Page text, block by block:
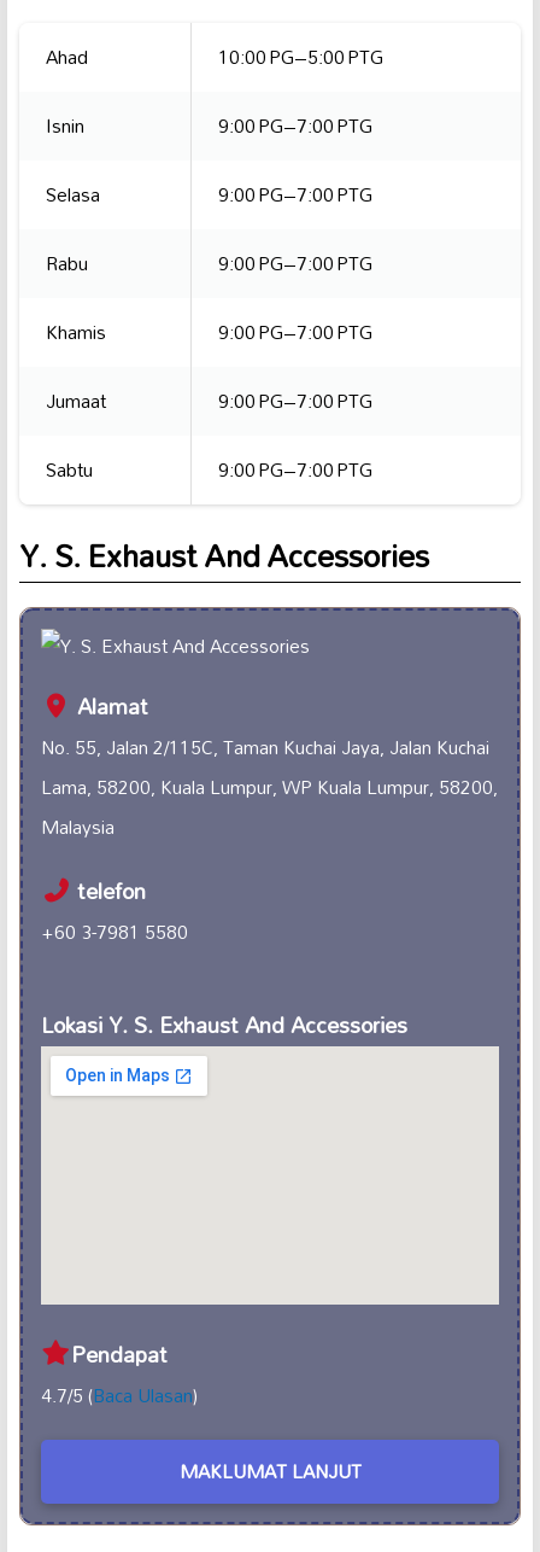
Ahad
10:00 PG–5:00 PTG
Isnin
9:00 PG–7:00 PTG
Selasa
9:00 PG–7:00 PTG
Rabu
9:00 PG–7:00 PTG
Khamis
9:00 PG–7:00 PTG
Jumaat
9:00 PG–7:00 PTG
Sabtu
9:00 PG–7:00 PTG
Y. S. Exhaust And Accessories
Alamat
No. 55, Jalan 2/115C, Taman Kuchai Jaya, Jalan Kuchai
Lama, 58200, Kuala Lumpur, WP Kuala Lumpur, 58200,
Malaysia
telefon
+60 3-7981 5580
Lokasi Y. S. Exhaust And Accessories
Pendapat
4.7/5 (Baca Ulasan)
MAKLUMAT LANJUT